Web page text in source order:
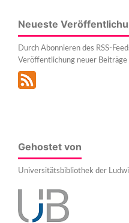
Neueste
Durch Abonnieren des RSS-
Veröffentlichung neuer
Gehostet von
Universitätsbibliothek der